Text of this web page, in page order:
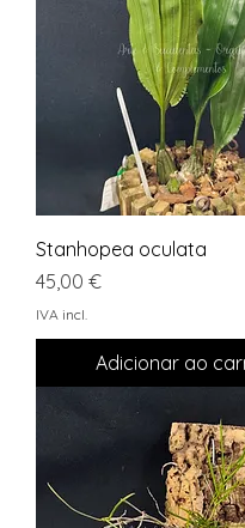
Stanhopea oculata
Preço
45,00 €
IVA incl.
Adicionar ao